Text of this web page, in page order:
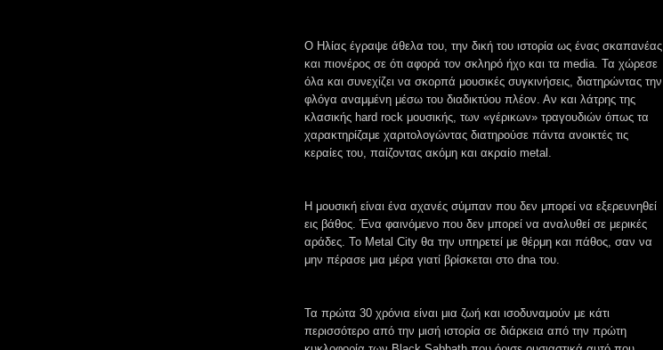
Ο Ηλίας έγραψε άθελα του, την δική του ιστορία ως ένας σκαπανέας
και πιονέρος σε ότι αφορά τον σκληρό ήχο και τα media. Τα χώρεσε
όλα και συνεχίζει να σκορπά μουσικές συγκινήσεις, διατηρώντας την
φλόγα αναμμένη μέσω του διαδικτύου πλέον. Αν και λάτρης της
κλασικής hard rock μουσικής, των «γέρικων» τραγουδιών όπως τα
χαρακτηρίζαμε χαριτολογώντας διατηρούσε πάντα ανοικτές τις
κεραίες του, παίζοντας ακόμη και ακραίο metal.
Η μουσική είναι ένα αχανές σύμπαν που δεν μπορεί να εξερευνηθεί
εις βάθος. Ένα φαινόμενο που δεν μπορεί να αναλυθεί σε μερικές
αράδες. Το Metal City θα την υπηρετεί με θέρμη και πάθος, σαν να
μην πέρασε μια μέρα γιατί βρίσκεται στο dna του.
Τα πρώτα 30 χρόνια είναι μια ζωή και ισοδυναμούν με κάτι
περισσότερο από την μισή ιστορία σε διάρκεια από την πρώτη